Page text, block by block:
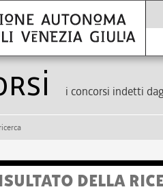
i concorsi indetti
ricerca
DELLA